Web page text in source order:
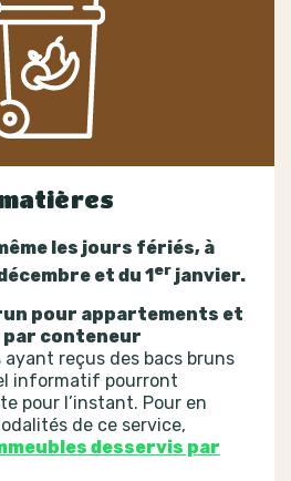
les jours fériés, à
et du 1er janvier.
pour appartements et
par conteneur
ayant reçus des bacs bruns
informatif pourront
pour l’instant. Pour en
de ce service,
desservis par